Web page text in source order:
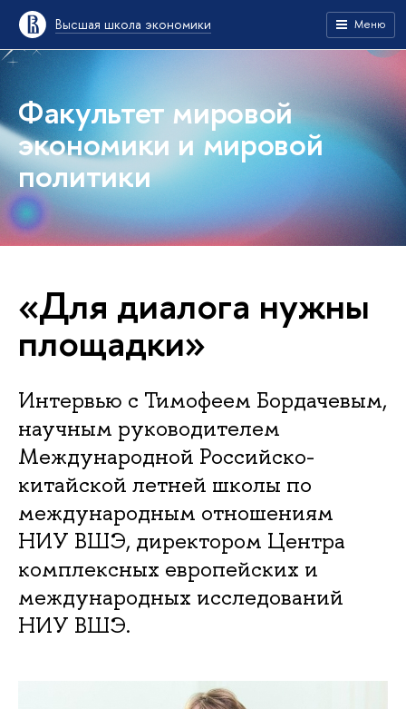
Высшая школа экономики Меню
Факультет мировой
экономики и мировой
политики
«Для диалога нужны
площадки»
Интервью с Тимофеем Бордачевым,
научным руководителем
Международной Российско-
китайской летней школы по
международным отношениям
НИУ ВШЭ, директором Центра
комплексных европейских и
международных исследований
НИУ ВШЭ.